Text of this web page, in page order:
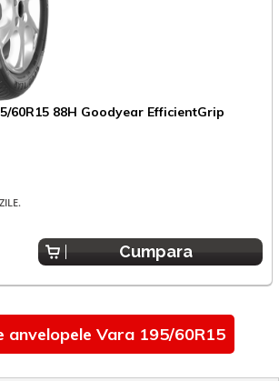
60R15 88H Goodyear EfficientGrip
Cumpara
anvelopele Vara 195/60R15